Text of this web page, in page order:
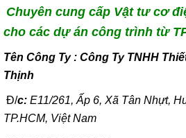
Chuyên cung cấp Vật tư cơ
cho các dự án công trình từ
Tên Công Ty : Công Ty TNHH
Thịnh
Đ/c: E11/261, Ấp 6, Xã Tân Nhựt,
TP.HCM, Việt Nam